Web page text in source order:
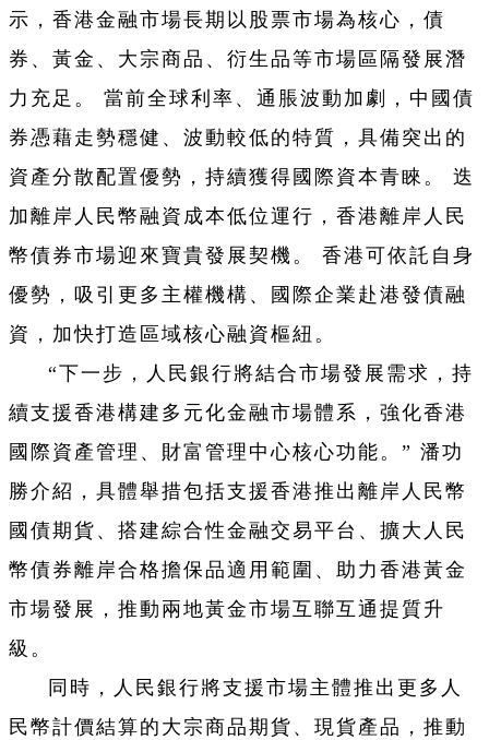
示，香港金融市場長期以股票市場為核心，債
券、黃金、大宗商品、衍生品等市場區隔發展潛
力充足。 當前全球利率、通脹波動加劇，中國債
券憑藉走勢穩健、波動較低的特質，具備突出的
資產分散配置優勢，持續獲得國際資本青睞。 迭
加離岸人民幣融資成本低位運行，香港離岸人民
幣債券市場迎來寶貴發展契機。 香港可依託自身
優勢，吸引更多主權機構、國際企業赴港發債融
資，加快打造區域核心融資樞紐。
“下一步，人民銀行將結合市場發展需求，持
續支援香港構建多元化金融市場體系，強化香港
國際資產管理、財富管理中心核心功能。” 潘功
勝介紹，具體舉措包括支援香港推出離岸人民幣
國債期貨、搭建綜合性金融交易平台、擴大人民
幣債券離岸合格擔保品適用範圍、助力香港黃金
市場發展，推動兩地黃金市場互聯互通提質升
級。
同時，人民銀行將支援市場主體推出更多人
民幣計價結算的大宗商品期貨、現貨產品，推動